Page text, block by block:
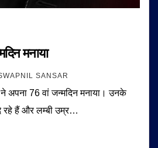
मनाया
SANSAR
अपना 76 वां जन्मदिन मनाया। उनके
रहे हैं और लम्बी उम्र…